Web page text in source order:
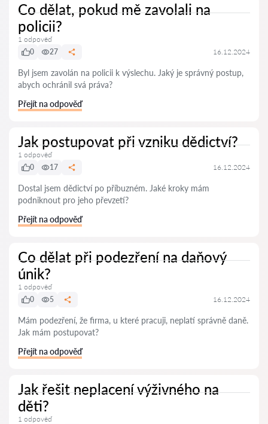
Co dělat, pokud mě zavolali na
policii?
1 odpověď
0
27 16.12.2024
Byl jsem zavolán na policii k výslechu. Jaký je správný postup,
abych ochránil svá práva?
Přejít na odpověď
Jak postupovat při vzniku dědictví?
1 odpověď
0
17 16.12.2024
Dostal jsem dědictví po příbuzném. Jaké kroky mám
podniknout pro jeho převzetí?
Přejít na odpověď
Co dělat při podezření na daňový
únik?
1 odpověď
0
5 16.12.2024
Mám podezření, že firma, u které pracuji, neplatí správně daně.
Jak mám postupovat?
Přejít na odpověď
Jak řešit neplacení výživného na
děti?
1 odpověď